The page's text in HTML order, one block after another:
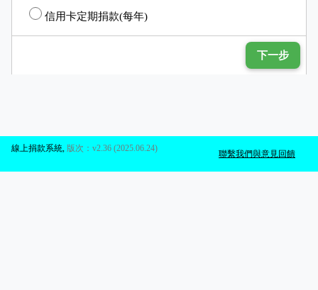
信用卡定期捐款(每年)
下一步
聯繫我們與意見回饋
線上捐款系統 版次：v2.36 (2025.06.24)